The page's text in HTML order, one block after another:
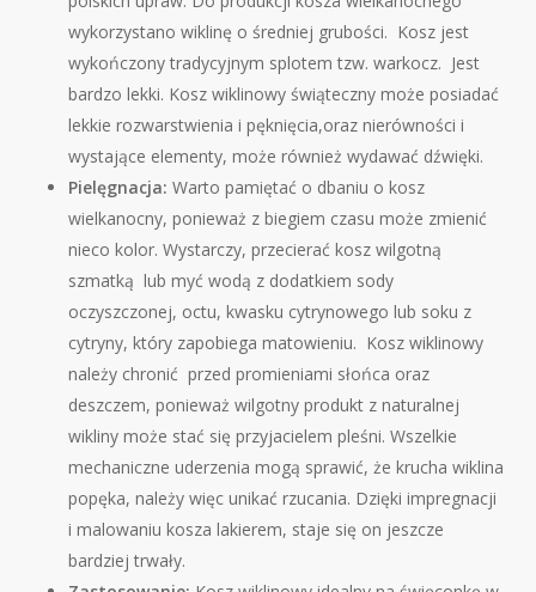
wykorzystano wiklinę o średniej grubości. Kosz jest
wykończony tradycyjnym splotem tzw. warkocz. Jest
bardzo lekki. Kosz wiklinowy świąteczny może posiadać
lekkie rozwarstwienia i pęknięcia,oraz nierówności i
wystające elementy, może również wydawać dźwięki.
Pielęgnacja: Warto pamiętać o dbaniu o kosz
wielkanocny, ponieważ z biegiem czasu może zmienić
nieco kolor. Wystarczy, przecierać kosz wilgotną
szmatką lub myć wodą z dodatkiem sody
oczyszczonej, octu, kwasku cytrynowego lub soku z
cytryny, który zapobiega matowieniu. Kosz wiklinowy
należy chronić przed promieniami słońca oraz
deszczem, ponieważ wilgotny produkt z naturalnej
wikliny może stać się przyjacielem pleśni. Wszelkie
mechaniczne uderzenia mogą sprawić, że krucha wiklina
popęka, należy więc unikać rzucania. Dzięki impregnacji
i malowaniu kosza lakierem, staje się on jeszcze
bardziej trwały.